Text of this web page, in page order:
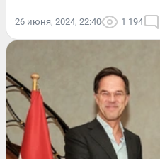
26 июня, 2024, 22:40 1 194